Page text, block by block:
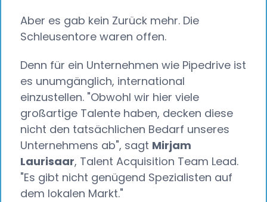
Aber es gab kein Zurück mehr. Die
Schleusentore waren offen.
Denn für ein Unternehmen wie Pipedrive ist
es unumgänglich, international
einzustellen. "Obwohl wir hier viele
großartige Talente haben, decken diese
nicht den tatsächlichen Bedarf unseres
Unternehmens ab", sagt Mirjam
Laurisaar, Talent Acquisition Team Lead.
"Es gibt nicht genügend Spezialisten auf
dem lokalen Markt."